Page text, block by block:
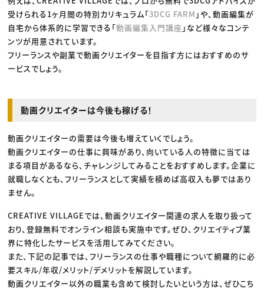
受けられる1ヶ月間の特別カリキュラム「3DCG FARM 」や、動画編集が
自宅から体系的に学習できる「動画編集入門講座 」など様々なコンテ
ンツが用意されています。
フリーランスや副業で動画クリエイターを目指す方にはおすすめのサ
ービスでしょう。
動画クリエイターは今後も稼げる！
動画クリエイターの需要は今後も増えていくでしょう。
動画クリエイターの仕事に興味があり、向いている人の特徴に当ては
まる項目があるなら、チャレンジしてみることをおすすめします。企業に
就職しなくとも、フリーランスとして実績を積めば高収入も夢ではあり
ません。
CREATIVE VILLAGEでは、動画クリエイター関連の求人を取り扱って
おり、登録無料でオンライン相談も実施中です。ぜひ、クリエイティブ業
界に特化したサービスを活用してみてください。
また、下記の記事では、フリーランスの仕事や職種について網羅的に必
要スキル/年収/メリット/デメリットを解説しています。
動画クリエイター以外の職業も含めて検討したいという方は、ぜひこち